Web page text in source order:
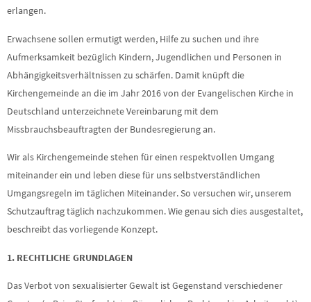
erlangen.
Erwachsene sollen ermutigt werden, Hilfe zu suchen und ihre
Aufmerksamkeit bezüglich Kindern, Jugendlichen und Personen in
Abhängigkeitsverhältnissen zu schärfen. Damit knüpft die
Kirchengemeinde an die im Jahr 2016 von der Evangelischen Kirche in
Deutschland unterzeichnete Vereinbarung mit dem
Missbrauchsbeauftragten der Bundesregierung an.
Wir als Kirchengemeinde stehen für einen respektvollen Umgang
miteinander ein und leben diese für uns selbstverständlichen
Umgangsregeln im täglichen Miteinander. So versuchen wir, unserem
Schutzauftrag täglich nachzukommen. Wie genau sich dies ausgestaltet,
beschreibt das vorliegende Konzept.
1. RECHTLICHE GRUNDLAGEN
Das Verbot von sexualisierter Gewalt ist Gegenstand verschiedener